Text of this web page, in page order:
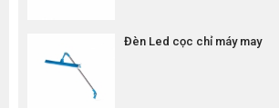
Đèn Led cọc chỉ máy may